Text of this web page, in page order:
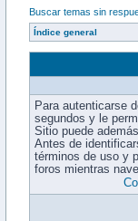
Buscar temas sin
Índice general
Para autenticarse
segundos y le
Sitio puede
Antes de
términos de uso y
foros mientras